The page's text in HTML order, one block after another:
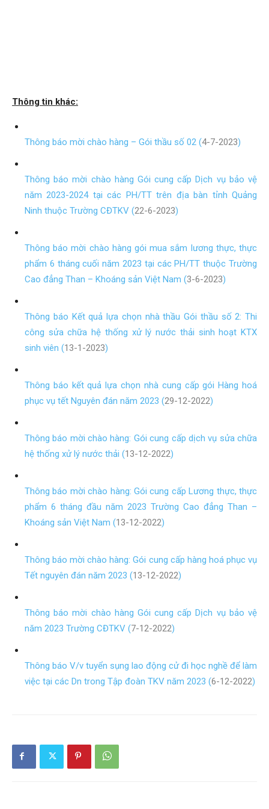
Thông tin khác:
Thông báo mời chào hàng – Gói thầu số 02 (4-7-2023)
Thông báo mời chào hàng Gói cung cấp Dịch vụ bảo vệ
năm 2023-2024 tại các PH/TT trên địa bàn tỉnh Quảng
Ninh thuộc Trường CĐTKV (22-6-2023)
Thông báo mời chào hàng gói mua sắm lương thực, thực
phẩm 6 tháng cuối năm 2023 tại các PH/TT thuộc Trường
Cao đẳng Than – Khoáng sản Việt Nam (3-6-2023)
Thông báo Kết quả lựa chọn nhà thầu Gói thầu số 2: Thi
công sửa chữa hệ thống xử lý nước thải sinh hoạt KTX
sinh viên (13-1-2023)
Thông báo kết quả lựa chọn nhà cung cấp gói Hàng hoá
phục vụ tết Nguyên đán năm 2023 (29-12-2022)
Thông báo mời chào hàng: Gói cung cấp dịch vụ sửa chữa
hệ thống xử lý nước thải (13-12-2022)
Thông báo mời chào hàng: Gói cung cấp Lương thực, thực
phẩm 6 tháng đầu năm 2023 Trường Cao đẳng Than –
Khoáng sản Việt Nam (13-12-2022)
Thông báo mời chào hàng: Gói cung cấp hàng hoá phục vụ
Tết nguyên đán năm 2023 (13-12-2022)
Thông báo mời chào hàng Gói cung cấp Dịch vụ bảo vệ
năm 2023 Trường CĐTKV (7-12-2022)
Thông báo V/v tuyển sụng lao động cử đi học nghề để làm
việc tại các Dn trong Tập đoàn TKV năm 2023 (6-12-2022)